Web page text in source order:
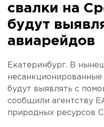
свалки на
будут
авиарейдов
Екатеринбург. В
будут выявлять с
сообщили агентству
природных ресурсов